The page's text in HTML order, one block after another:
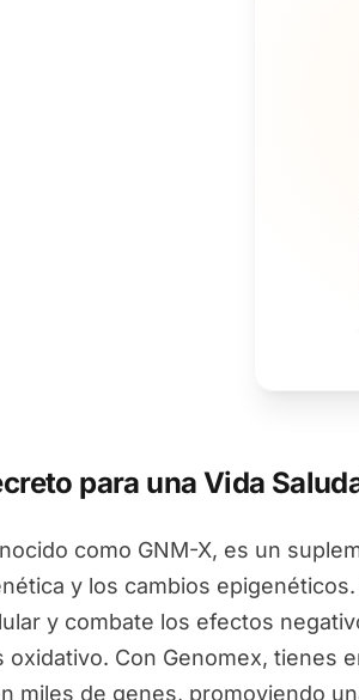
para una Vida
como GNM-X, es un
y los cambios
y combate los efectos
Con Genomex, tienes
miles de genes, promoviendo